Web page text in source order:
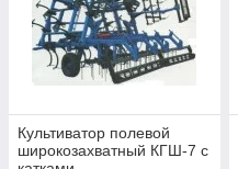
Культиватор полевой
широкозахватный КГШ-7 с